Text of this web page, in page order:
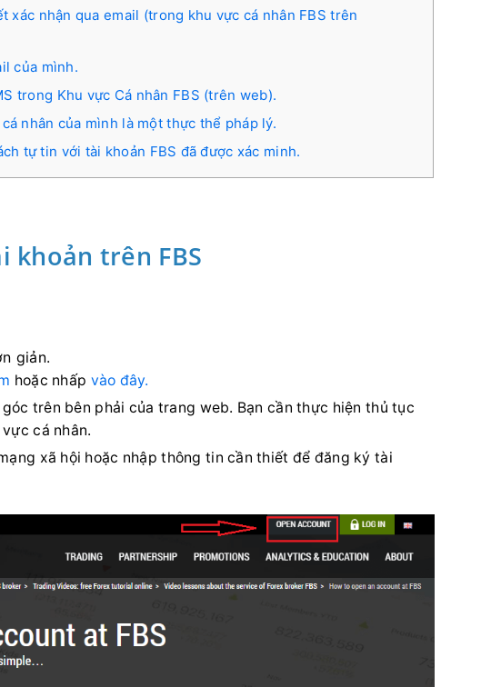
xác nhận qua email (trong khu vực cá nhân FBS trên
của mình.
trong Khu vực Cá nhân FBS (trên web).
nhân của mình là một thực thể pháp lý.
tự tin với tài khoản FBS đã được xác minh.
khoản trên FBS
giản.
hoặc nhấp vào đây.
góc trên bên phải của trang web. Bạn cần thực hiện thủ tục
cá nhân.
xã hội hoặc nhập thông tin cần thiết để đăng ký tài